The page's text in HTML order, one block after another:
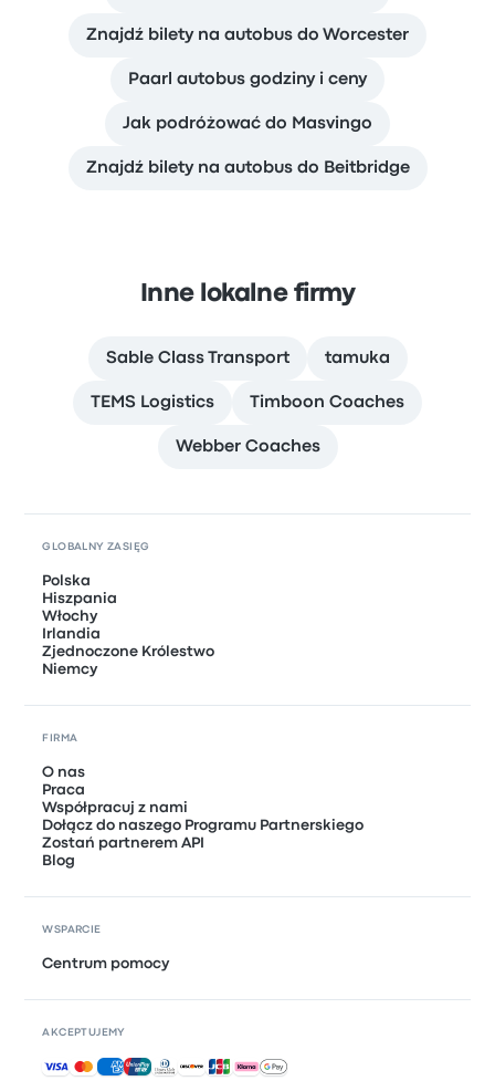
Znajdź bilety na autobus do Worcester
Paarl autobus godziny i ceny
Jak podróżować do Masvingo
Znajdź bilety na autobus do Beitbridge
Inne lokalne firmy
Sable Class Transport tamuka
TEMS Logistics Timboon Coaches
Webber Coaches
GLOBALNY ZASIĘG
Polska
Hiszpania
Włochy
Irlandia
Zjednoczone Królestwo
Niemcy
FIRMA
O nas
Praca
Współpracuj z nami
Dołącz do naszego Programu Partnerskiego
Zostań partnerem API
Blog
WSPARCIE
Centrum pomocy
AKCEPTUJEMY
Akceptowane płatności